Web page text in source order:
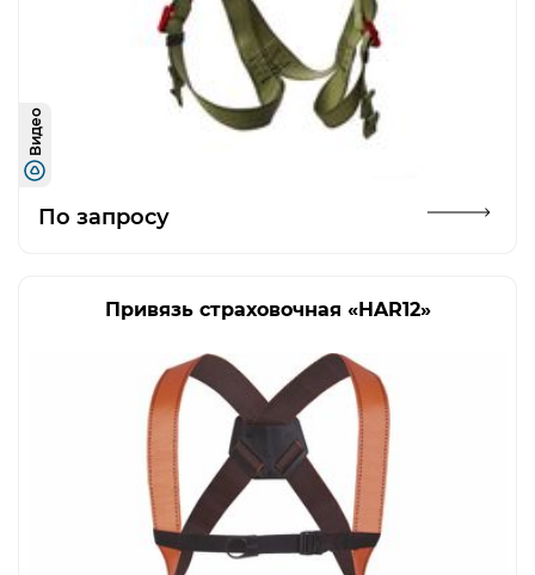
Видео
По запросу
Привязь страховочная «HAR12»